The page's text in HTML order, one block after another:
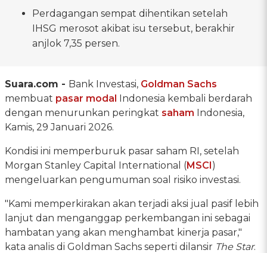
Perdagangan sempat dihentikan setelah
IHSG merosot akibat isu tersebut, berakhir
anjlok 7,35 persen.
Suara.com - Bank Investasi, Goldman Sachs
membuat pasar modal Indonesia kembali berdarah
dengan menurunkan peringkat saham Indonesia,
Kamis, 29 Januari 2026.
Kondisi ini memperburuk pasar saham RI, setelah
Morgan Stanley Capital International (MSCI)
mengeluarkan pengumuman soal risiko investasi.
"Kami memperkirakan akan terjadi aksi jual pasif lebih
lanjut dan menganggap perkembangan ini sebagai
hambatan yang akan menghambat kinerja pasar,"
kata analis di Goldman Sachs seperti dilansir The Star.